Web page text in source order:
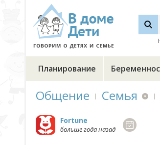
Планирование
Общение Семья
Fortune
больше года назад